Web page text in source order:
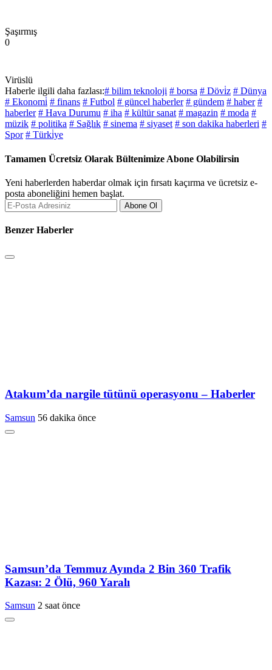
Şaşırmış
0
Virüslü
Haberle ilgili daha fazlası:# bilim teknoloji # borsa # Dövi̇z # Dünya
# Ekonomi̇ # finans # Futbol # güncel haberler # gündem # haber #
haberler # Hava Durumu # iha # kültür sanat # magazin # moda #
müzik # politika # Sağlık # sinema # siyaset # son dakika haberleri #
Spor # Türki̇ye
Tamamen Ücretsiz Olarak Bültenimize Abone Olabilirsin
Yeni haberlerden haberdar olmak için fırsatı kaçırma ve ücretsiz e-
posta aboneliğini hemen başlat.
Abone Ol
Benzer Haberler
Atakum’da nargile tütünü operasyonu – Haberler
Samsun 56 dakika önce
Samsun’da Temmuz Ayında 2 Bin 360 Trafik
Kazası: 2 Ölü, 960 Yaralı
Samsun 2 saat önce